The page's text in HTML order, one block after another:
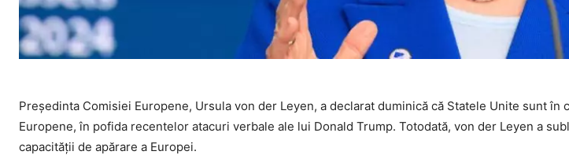
Președinta Comisiei Europene, Ursula von der Leyen, a declarat duminică că Statele Unite sunt în
Europene, în pofida recentelor atacuri verbale ale lui Donald Trump. Totodată, von der Leyen a
capacității de apărare a Europei.